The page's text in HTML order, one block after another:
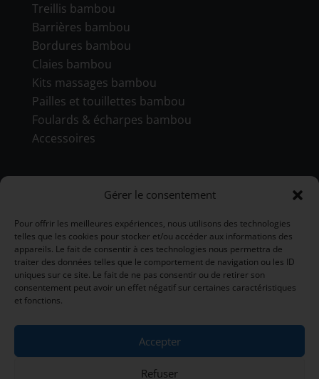
Gérer le consentement
Pour offrir les meilleures expériences, nous utilisons des technologies
telles que les cookies pour stocker et/ou accéder aux informations des
appareils. Le fait de consentir à ces technologies nous permettra de
traiter des données telles que le comportement de navigation ou les ID
uniques sur ce site. Le fait de ne pas consentir ou de retirer son
consentement peut avoir un effet négatif sur certaines caractéristiques
et fonctions.
Accepter
Refuser
Treillis bambou
Barrières bambou
Bordures bambou
Claies bambou
Kits massages bambou
Pailles et touillettes bambou
Foulards & écharpes bambou
Accessoires
Coordonnées
BBB INT LTD – RUE DU BAMBOU.COM
145 rue de la République 95100
Argenteuil
bienvenue@ruedubambou.com